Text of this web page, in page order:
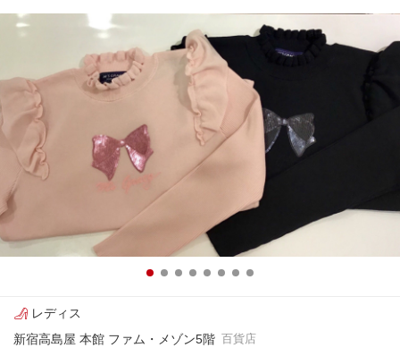
レディス
新宿高島屋 本館 ファム・メゾン5階 百貨店